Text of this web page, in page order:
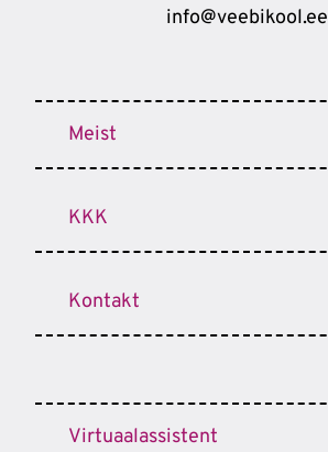
info@veebikool.ee
Meist
KKK
Kontakt
Virtuaalassistent